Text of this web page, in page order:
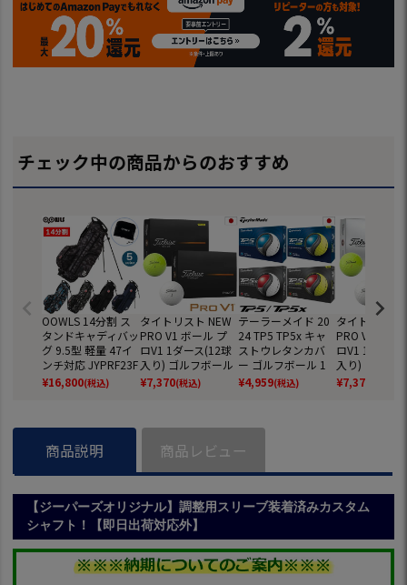
チェック中の商品からのおすすめ
OOWLS 14分割 ス
タンドキャディバッ
グ 9.5型 軽量 47イ
ンチ対応 JYPRF23F
SB 【JYPER'Sオリ
ジナル商品】
¥16,800(税込)
タイトリスト NEW
PRO V1 ボール プ
ロV1 1ダース(12球
入り) ゴルフボール
2025年モデル TITL
EIST 日本正規品
¥7,370(税込)
テーラーメイド 20
24 TP5 TP5x キャ
ストウレタンカバ
ー ゴルフボール 1
ダース 全12球 日本
正規品
¥4,959(税込)
タイトリスト
PRO V1x ボ
ロV1 1ダース
入り) ゴルフ
2025年モデル
EIST 日本正
¥7,370
商品説明 商品レビュー
【ジーパーズオリジナル】調整用スリーブ装着済みカスタム
シャフト！【即日出荷対応外】